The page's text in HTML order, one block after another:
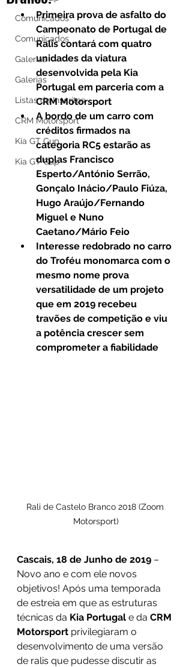
Comunicados
Comunicados
Galerias
Galerias
Listas de Inscritos
CRM Motorsport
Kia GT Cup
Kia GT Cup
Primeira prova de asfalto do
Campeonato de Portugal de
Ralis contará com quatro
unidades da viatura
desenvolvida pela Kia
Portugal em parceria com a
CRM Motorsport
A bordo de um carro com
créditos firmados na
categoria RC5 estarão as
duplas Francisco
Esperto/António Serrão,
Gonçalo Inácio/Paulo Fiúza,
Hugo Araújo/Fernando
Miguel e Nuno
Caetano/Mário Feio
Interesse redobrado no carro
do Troféu monomarca com o
mesmo nome prova
versatilidade de um projeto
que em 2019 recebeu
travões de competição e viu
a potência crescer sem
comprometer a fiabilidade
Rali de Castelo Branco 2018 (Zoom
Motorsport)
Cascais, 18 de Junho de 2019 –
Novo ano e com ele novos
objetivos! Após uma temporada
de estreia em que as estruturas
técnicas da Kia Portugal e da CRM
Motorsport privilegiaram o
desenvolvimento de uma versão
de ralis que pudesse discutir as